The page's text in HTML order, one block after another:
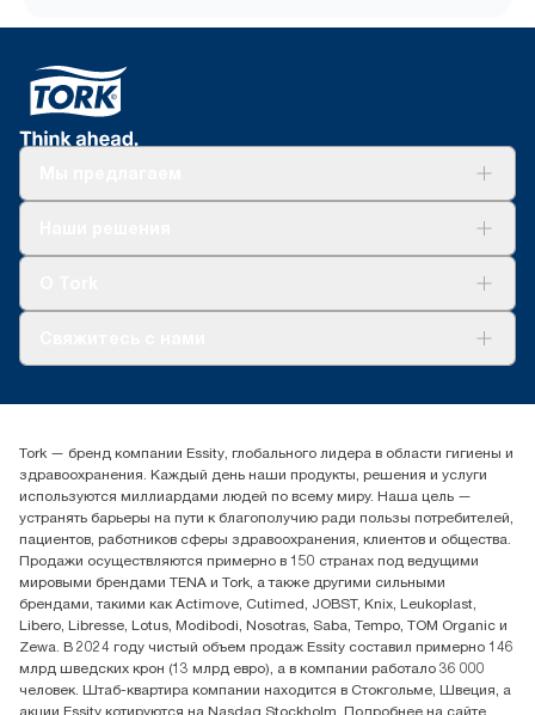
(+7) 777 779 0095
Контакты на рынках СНГ
ООО «Эссити», Представительство в Казахстане Пр.
Достык, 210, 2 блок, 3 этаж,
офис №32 050051, г.
Алматы, Казахстан
Tork — бренд компании Essity, глобального лидера в области гигиены и
здравоохранения. Каждый день наши продукты, решения и услуги
используются миллиардами людей по всему миру. Наша цель —
устранять барьеры на пути к благополучию ради пользы потребителей,
пациентов, работников сферы здравоохранения, клиентов и общества.
Продажи осуществляются примерно в 150 странах под ведущими
мировыми брендами TENA и Tork, а также другими сильными
брендами, такими как Actimove, Cutimed, JOBST, Knix, Leukoplast,
Libero, Libresse, Lotus, Modibodi, Nosotras, Saba, Tempo, TOM Organic и
Zewa. В 2024 году чистый объем продаж Essity составил примерно 146
млрд шведских крон (13 млрд евро), а в компании работало 36 000
человек. Штаб-квартира компании находится в Стокгольме, Швеция, а
акции Essity котируются на Nasdaq Stockholm. Подробнее на сайте